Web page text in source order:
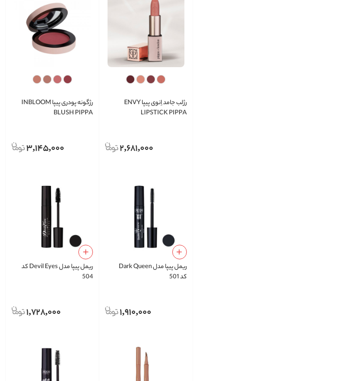
رژلب جامد اِنوی پیپا ENVY
LIPSTICK PIPPA
2,681,000
رژگونه پودری پیپا INBLOOM
BLUSH PIPPA
3,145,000
ریمل پیپا مدل Dark Queen
کد 501
1,910,000
ریمل پیپا مدل Devil Eyes کد
504
1,728,000